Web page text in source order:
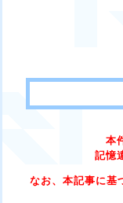
本
記憶
なお、本記事に基